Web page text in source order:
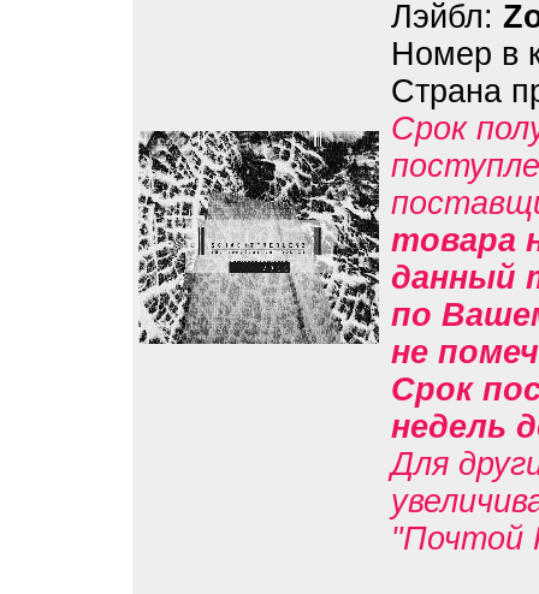
Лэйбл:
Номер в
Страна
Срок
товара
данный
по
не
Срок
недель
Для
"Почтой